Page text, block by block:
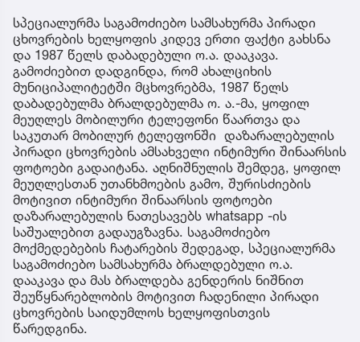
სპეციალურმა საგამოძიებო სამსახურმა პირადი
ცხოვრების ხელყოფის კიდევ ერთი ფაქტი გახსნა
და 1987 წელს დაბადებული ო.ა. დააკავა.
გამოძიებით დადგინდა, რომ ახალციხის
მუნიციპალიტეტში მცხოვრებმა, 1987 წელს
დაბადებულმა ბრალდებულმა ო. ა.-მა, ყოფილ
მეუღლეს მობილური ტელეფონი წაართვა და
საკუთარ მობილურ ტელეფონში დაზარალებულის
პირადი ცხოვრების ამსახველი ინტიმური შინაარსის
ფოტოები გადაიტანა. აღნიშნულის შემდეგ, ყოფილ
მეუღლესთან უთანხმოების გამო, შურისძიების
მოტივით ინტიმური შინაარსის ფოტოები
დაზარალებულის ნათესავებს whatsapp -ის
საშუალებით გადაუგზავნა. საგამოძიებო
მოქმედებების ჩატარების შედეგად, სპეციალურმა
საგამოძიებო სამსახურმა ბრალდებული ო.ა.
დააკავა და მას ბრალდება გენდერის ნიშნით
შეუწყნარებლობის მოტივით ჩადენილი პირადი
ცხოვრების საიდუმლოს ხელყოფისთვის
წარედგინა.